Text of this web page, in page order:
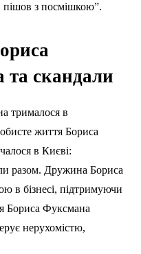
пішов з посмішкою”.
скандали
трималося в
життя Бориса
в Києві:
разом. Дружина Бориса
в бізнесі, підтримуючи
Бориса Фуксмана
нерухомістю,